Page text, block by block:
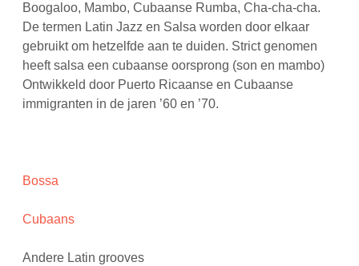
Boogaloo, Mambo, Cubaanse Rumba, Cha-cha-cha.
De termen Latin Jazz en Salsa worden door elkaar
gebruikt om hetzelfde aan te duiden. Strict genomen
heeft salsa een cubaanse oorsprong (son en mambo)
Ontwikkeld door Puerto Ricaanse en Cubaanse
immigranten in de jaren ’60 en ’70.
Bossa
Cubaans
Andere Latin grooves